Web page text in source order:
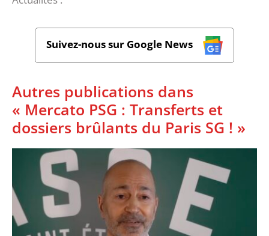
Suivez-nous sur Google News
Autres publications dans
« Mercato PSG : Transferts et
dossiers brûlants du Paris SG ! »